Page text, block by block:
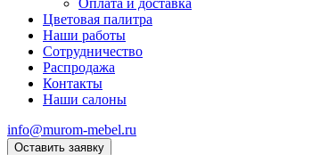
Оплата и доставка
Цветовая палитра
Наши работы
Сотрудничество
Распродажа
Контакты
Наши салоны
info@murom-mebel.ru
Оставить заявку